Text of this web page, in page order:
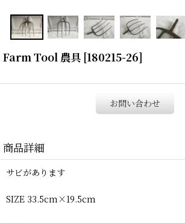
Farm Tool 農具 [180215-26]
お問い合わせ
商品詳細
サビがあります
SIZE 33.5cm×19.5cm